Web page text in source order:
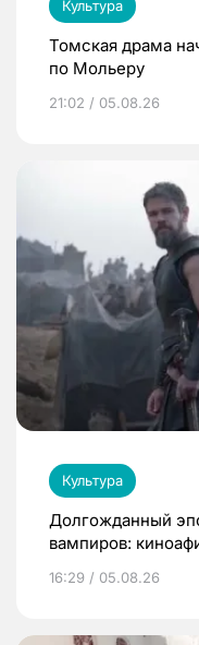
Культура
Томская драма
по Мольеру
21:02 / 05.08.26
Культура
Долгожданный
вампиров:
16:29 / 05.08.26